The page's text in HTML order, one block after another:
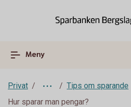
Meny
Privat
Tips om sparande
Hur sparar man pengar?